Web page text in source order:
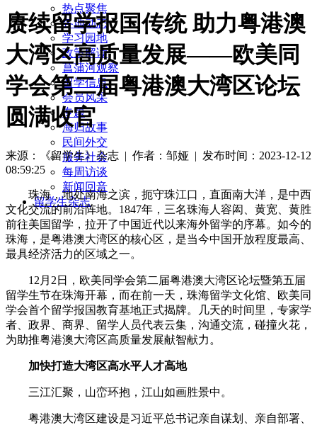
热点聚焦
各地动态
学习园地
政策解读
菖蒲河观察
留学信息
会员风采
专题
海归故事
民间外交
服务社会
每周访谈
新闻回音
留学生杂志
赓续留学报国传统 助力粤港澳
大湾区高质量发展——欧美同
学会第二届粤港澳大湾区论坛
圆满收官
来源：《留学生》杂志 | 作者：邹娅 | 发布时间：2023-12-12
08:59:25
珠海，地处南海之滨，扼守珠江口，直面南大洋，是中西
文化交流的前沿阵地。1847年，三名珠海人容闳、黄宽、黄胜
前往美国留学，拉开了中国近代以来海外留学的序幕。如今的
珠海，是粤港澳大湾区的核心区，是当今中国开放程度最高、
最具经济活力的区域之一。
12月2日，欧美同学会第二届粤港澳大湾区论坛暨第五届
留学生节在珠海开幕，而在前一天，珠海留学文化馆、欧美同
学会首个留学报国教育基地正式揭牌。几天的时间里，专家学
者、政界、商界、留学人员代表云集，沟通交流，碰撞火花，
为助推粤港澳大湾区高质量发展献智献力。
加快打造大湾区高水平人才高地
三江汇聚，山峦环抱，江山如画胜景中。
粤港澳大湾区建设是习近平总书记亲自谋划、亲自部署、